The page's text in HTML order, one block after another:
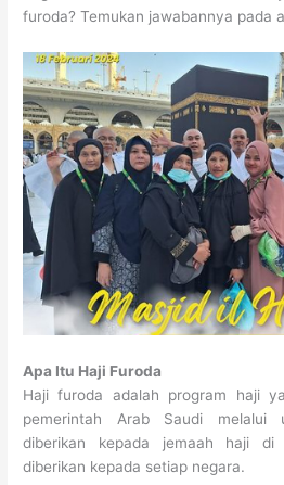
furoda? Temukan jawabannya pada
Apa Itu Haji Furoda
Haji furoda adalah program haji
pemerintah Arab Saudi melalui
diberikan kepada jemaah haji
diberikan kepada setiap negara.